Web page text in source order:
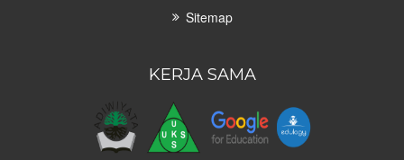
Sitemap
KERJA SAMA